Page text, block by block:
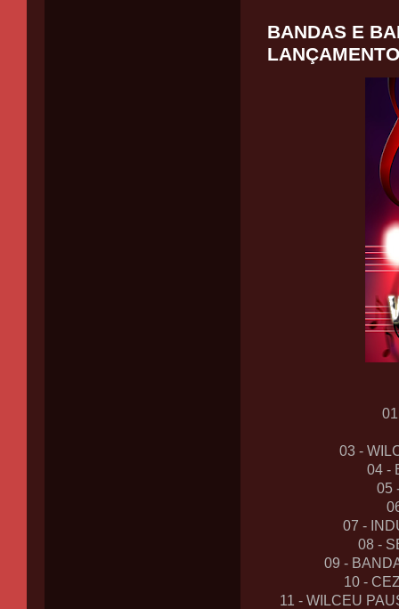
BANDAS E
03 -
04 -
05
07 -
08 -
09 -
10 -
11 - WILCEU